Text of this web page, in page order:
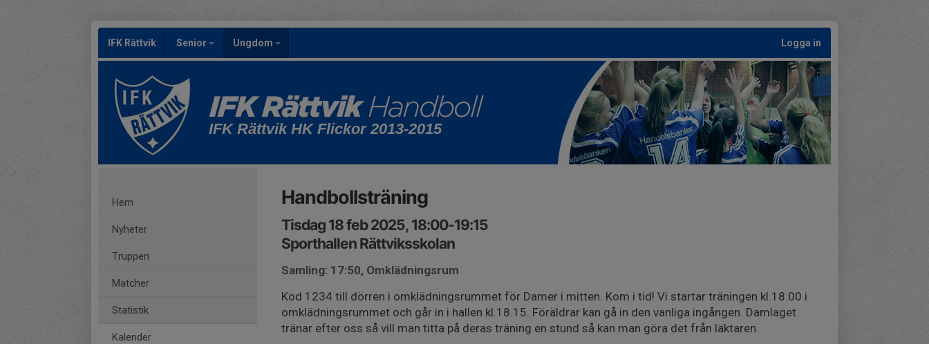
IFK Rättvik Senior Ungdom Logga in
IFK Rättvik HK Flickor 2013-2015
Hem
Nyheter
Truppen
Matcher
Statistik
Kalender
Handbollsträning
Tisdag 18 feb 2025, 18:00-19:15
Sporthallen Rättviksskolan
Samling: 17:50, Omklädningsrum
Kod 1234 till dörren i omklädningsrummet för Damer i mitten. Kom i tid! Vi startar träningen kl.18.00 i
omklädningsrummet och går in i hallen kl.18.15. Föräldrar kan gå in den vanliga ingången. Damlaget
tränar efter oss så vill man titta på deras träning en stund så kan man göra det från läktaren.